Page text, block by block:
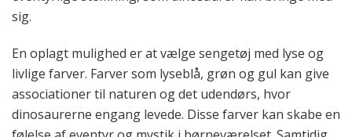
sig.
En oplagt mulighed er at vælge sengetøj med lyse og
livlige farver. Farver som lyseblå, grøn og gul kan give
associationer til naturen og det udendørs, hvor
dinosaurerne engang levede. Disse farver kan skabe en